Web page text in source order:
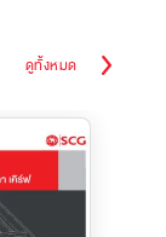
ดูทั้งหมด